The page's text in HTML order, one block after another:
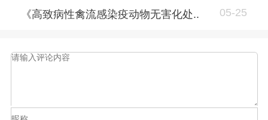
《高致病性禽流感染疫动物无害化处.. 05-25